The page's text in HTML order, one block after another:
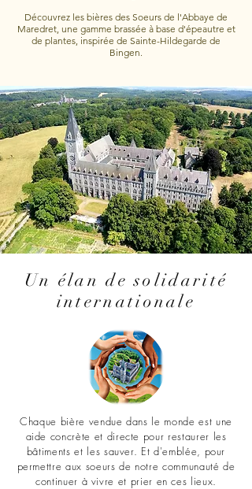
Découvrez les bières des Soeurs de l'Abbaye de
Maredret, une gamme brassée à base d'épeautre et
de plantes, inspirée de Sainte-Hildegarde de
Bingen.
Un élan de solidarité
internationale
Chaque bière vendue dans le monde est une
aide concrète et directe pour restaurer les
bâtiments et les sauver. Et d'emblée, pour
permettre aux soeurs de notre communauté de
continuer à vivre et prier en ces lieux.